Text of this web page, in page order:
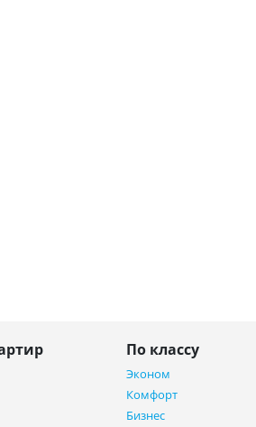
По классу
Эконом
Комфорт
Бизнес